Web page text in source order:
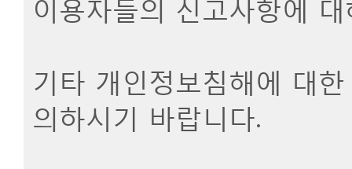
기타 개인정보침해에 대
의하시기 바랍니다.